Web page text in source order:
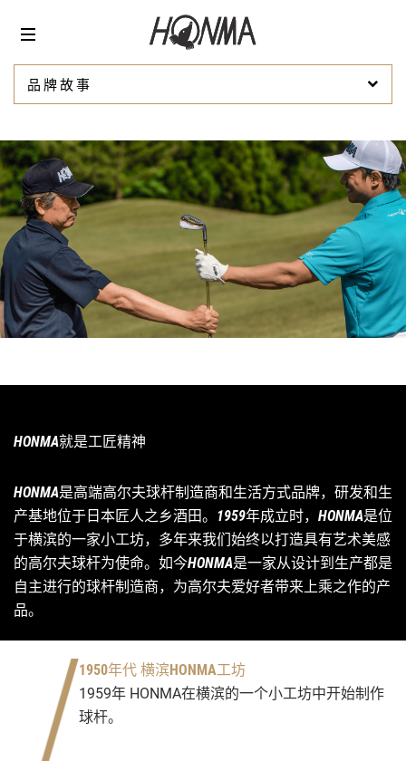
品牌故事
HONMA就是工匠精神
HONMA是高端高尔夫球杆制造商和生活方式品牌，研发和生
产基地位于日本匠人之乡酒田。1959年成立时，HONMA是位
于横滨的一家小工坊，多年来我们始终以打造具有艺术美感
的高尔夫球杆为使命。如今HONMA是一家从设计到生产都是
自主进行的球杆制造商，为高尔夫爱好者带来上乘之作的产
品。
1950年代 横滨HONMA工坊
1959年 HONMA在横滨的一个小工坊中开始制作
球杆。